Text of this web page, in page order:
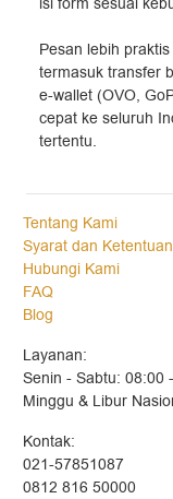
Pesan lebih
termasuk transfer
e-wallet (OVO,
cepat ke seluruh
tertentu.
Tentang Kami
Syarat dan Ketentuan
Hubungi Kami
FAQ
Blog
Layanan:
Senin - Sabtu: 08:00
Minggu & Libur
Kontak:
021-57851087
0812 816 50000